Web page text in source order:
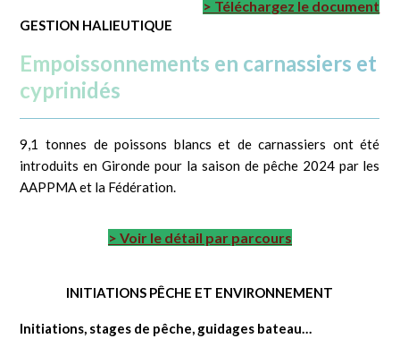
> Téléchargez le document
GESTION HALIEUTIQUE
Empoissonnements en carnassiers et
cyprinidés
9,1 tonnes de poissons blancs et de carnassiers ont été
introduits en Gironde pour la saison de pêche 2024 par les
AAPPMA et la Fédération.
> Voir le détail par parcours
INITIATIONS PÊCHE ET ENVIRONNEMENT
Initiations, stages de pêche, guidages bateau…